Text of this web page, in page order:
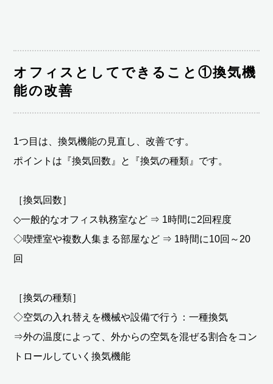
オフィスとしてできること①換気機
能の改善
1つ目は、換気機能の見直し、改善です。
ポイントは『換気回数』と『換気の種類』です。
［換気回数］
◇一般的なオフィス執務室など ⇒ 1時間に2回程度
◇喫煙室や複数人集まる部屋など ⇒ 1時間に10回～20
回
［換気の種類］
◇空気の入れ替えを機械や設備で行う：一種換気
⇒外の温度によって、外からの空気を混ぜる割合をコン
トロールしていく換気機能